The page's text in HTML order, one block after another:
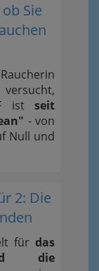
Sie
ist seit
- von
Null und
2: Die
für das
die